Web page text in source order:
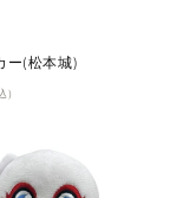
ー(松本城)
）